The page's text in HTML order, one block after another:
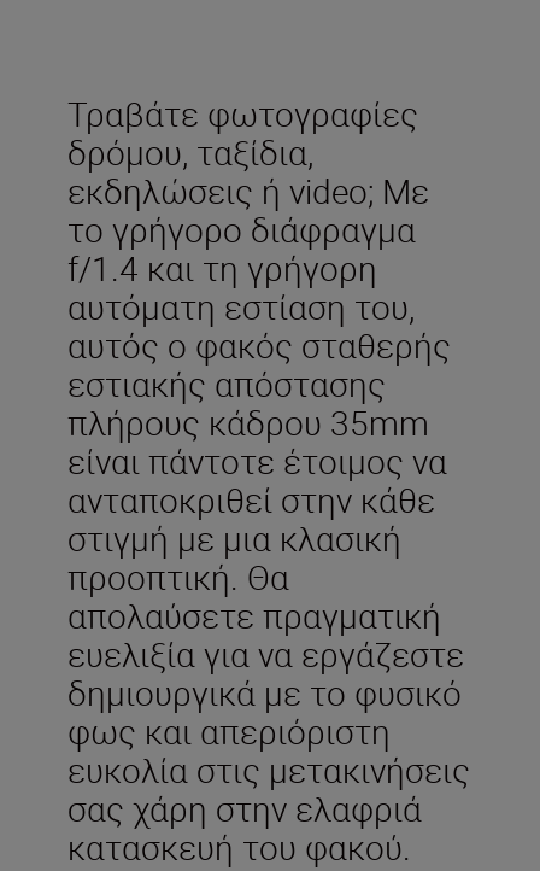
Τραβάτε φωτογραφίες
δρόμου, ταξίδια,
εκδηλώσεις ή video; Με
το γρήγορο διάφραγμα
f/1.4 και τη γρήγορη
αυτόματη εστίαση του,
αυτός ο φακός σταθερής
εστιακής απόστασης
πλήρους κάδρου 35mm
είναι πάντοτε έτοιμος να
ανταποκριθεί στην κάθε
στιγμή με μια κλασική
προοπτική. Θα
απολαύσετε πραγματική
ευελιξία για να εργάζεστε
δημιουργικά με το φυσικό
φως και απεριόριστη
ευκολία στις μετακινήσεις
σας χάρη στην ελαφριά
κατασκευή του φακού.